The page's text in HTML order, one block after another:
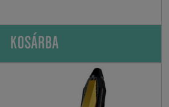
KOSÁRBA